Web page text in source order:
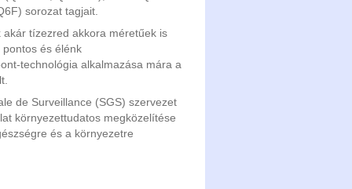
sorozat tagjait.
tízezred akkora méretűek is
és élénk
technológia alkalmazása mára a
de Surveillance (SGS) szervezet
környezettudatos megközelítése
és a környezetre